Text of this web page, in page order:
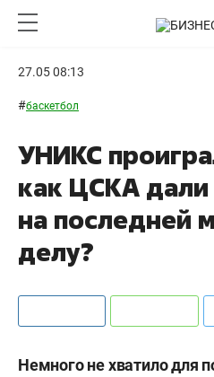
27.05 08:13
#баскетбол
УНИКС
как ЦСКА
на последней
делу?
Немного не хватило для